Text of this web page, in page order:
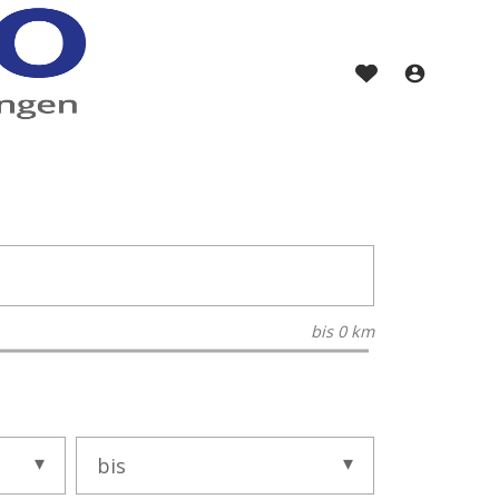
bis 0 km
bis